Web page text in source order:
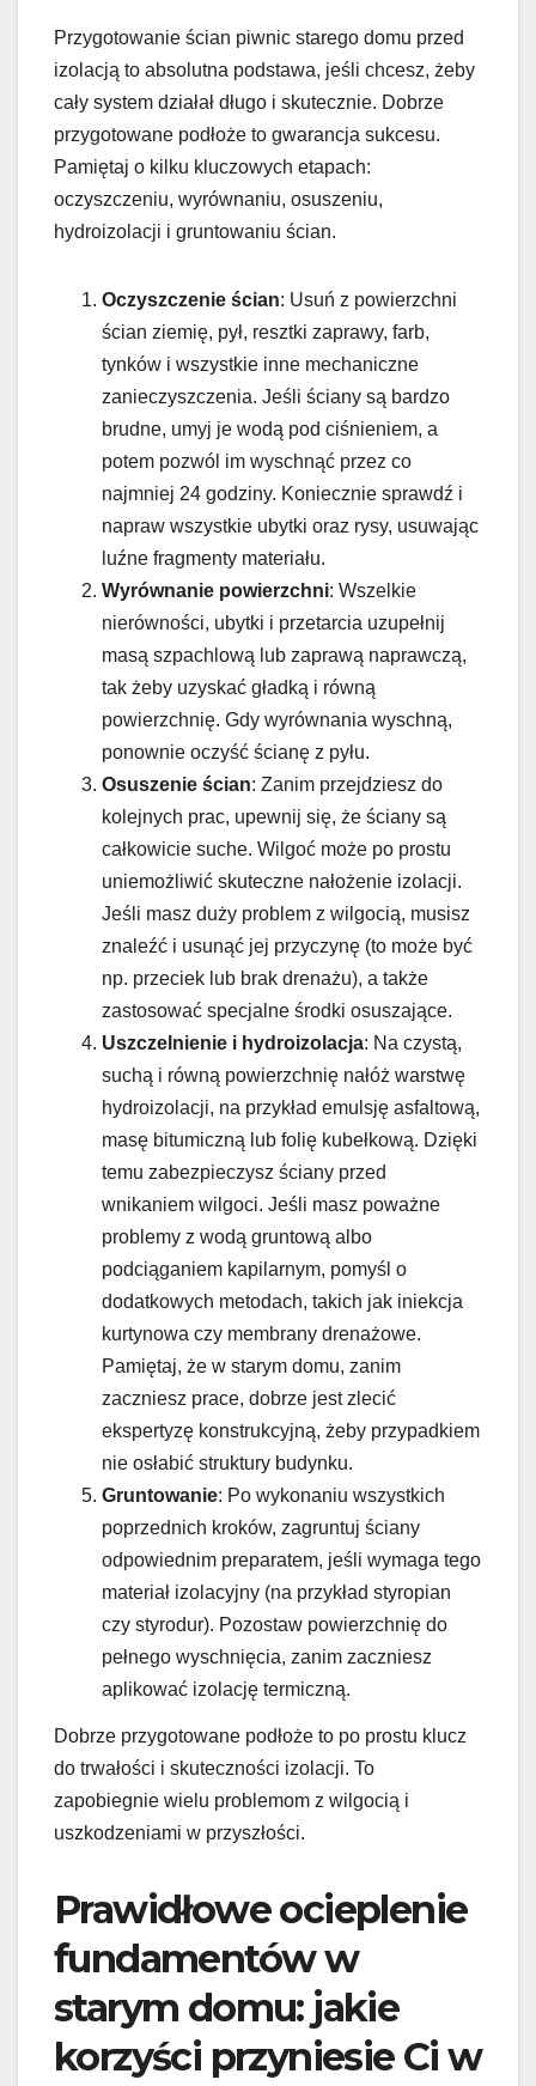
Przygotowanie ścian piwnic starego domu przed
izolacją to absolutna podstawa, jeśli chcesz, żeby
cały system działał długo i skutecznie. Dobrze
przygotowane podłoże to gwarancja sukcesu.
Pamiętaj o kilku kluczowych etapach:
oczyszczeniu, wyrównaniu, osuszeniu,
hydroizolacji i gruntowaniu ścian.
Oczyszczenie ścian: Usuń z powierzchni
ścian ziemię, pył, resztki zaprawy, farb,
tynków i wszystkie inne mechaniczne
zanieczyszczenia. Jeśli ściany są bardzo
brudne, umyj je wodą pod ciśnieniem, a
potem pozwól im wyschnąć przez co
najmniej 24 godziny. Koniecznie sprawdź i
napraw wszystkie ubytki oraz rysy, usuwając
luźne fragmenty materiału.
Wyrównanie powierzchni: Wszelkie
nierówności, ubytki i przetarcia uzupełnij
masą szpachlową lub zaprawą naprawczą,
tak żeby uzyskać gładką i równą
powierzchnię. Gdy wyrównania wyschną,
ponownie oczyść ścianę z pyłu.
Osuszenie ścian: Zanim przejdziesz do
kolejnych prac, upewnij się, że ściany są
całkowicie suche. Wilgoć może po prostu
uniemożliwić skuteczne nałożenie izolacji.
Jeśli masz duży problem z wilgocią, musisz
znaleźć i usunąć jej przyczynę (to może być
np. przeciek lub brak drenażu), a także
zastosować specjalne środki osuszające.
Uszczelnienie i hydroizolacja: Na czystą,
suchą i równą powierzchnię nałóż warstwę
hydroizolacji, na przykład emulsję asfaltową,
masę bitumiczną lub folię kubełkową. Dzięki
temu zabezpieczysz ściany przed
wnikaniem wilgoci. Jeśli masz poważne
problemy z wodą gruntową albo
podciąganiem kapilarnym, pomyśl o
dodatkowych metodach, takich jak iniekcja
kurtynowa czy membrany drenażowe.
Pamiętaj, że w starym domu, zanim
zaczniesz prace, dobrze jest zlecić
ekspertyzę konstrukcyjną, żeby przypadkiem
nie osłabić struktury budynku.
Gruntowanie: Po wykonaniu wszystkich
poprzednich kroków, zagruntuj ściany
odpowiednim preparatem, jeśli wymaga tego
materiał izolacyjny (na przykład styropian
czy styrodur). Pozostaw powierzchnię do
pełnego wyschnięcia, zanim zaczniesz
aplikować izolację termiczną.
Dobrze przygotowane podłoże to po prostu klucz
do trwałości i skuteczności izolacji. To
zapobiegnie wielu problemom z wilgocią i
uszkodzeniami w przyszłości.
Prawidłowe ocieplenie
fundamentów w
starym domu: jakie
korzyści przyniesie Ci w